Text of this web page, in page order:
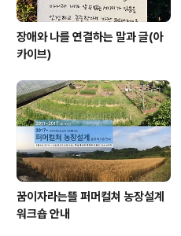
장애와 나를 연결하는 말과 글(아
카이브)
꿈이자라는뜰 퍼머컬쳐 농장설계
워크숍 안내